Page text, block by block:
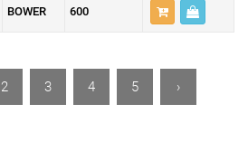
BOWER 600
2 3 4 5 ›